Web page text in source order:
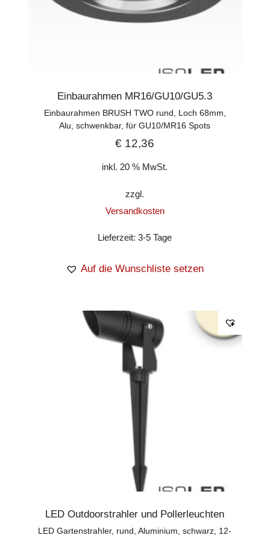
Einbaurahmen MR16/GU10/GU5.3
Einbaurahmen BRUSH TWO rund, Loch 68mm,
Alu, schwenkbar, für GU10/MR16 Spots
€ 12,36
inkl. 20 % MwSt.
zzgl.
Versandkosten
Lieferzeit:3-5 Tage
Auf die Wunschliste setzen
LED Outdoorstrahler und Pollerleuchten
LED Gartenstrahler, rund, Aluminium, schwarz, 12-